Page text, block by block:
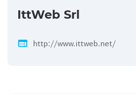
IttWeb Srl
web http://www.ittweb.net/